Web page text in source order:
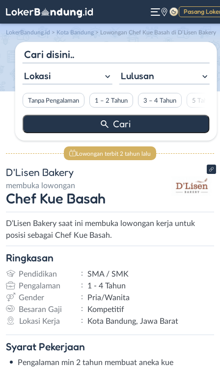
Pasang
Gelap
LokerBandung.id > Kota Bandung > Lowongan Chef Kue Basah di D’Lisen Bakery
Lokasi Lulusan
Tanpa Pengalaman 1 – 2 Tahun 3 – 4 Tahun 5 Tahun
Lowongan terbit 2 tahun lalu
D'Lisen Bakery
membuka lowongan
Chef Kue Basah
D’Lisen Bakery saat ini membuka lowongan kerja untuk
posisi sebagai Chef Kue Basah.
Ringkasan
Pendidikan :
SMA / SMK
Pengalaman
:
1 - 4 Tahun
Gender
:
Pria/Wanita
Besaran Gaji
:
Kompetitif
Lokasi Kerja
: Kota Bandung, Jawa Barat
Syarat Pekerjaan
Pengalaman min 2 tahun membuat aneka kue